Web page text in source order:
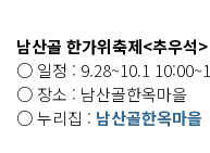
남산골 한가위축제<추우석>
○ 일정 : 9.28~10.1
○ 장소 : 남산골한옥마을
○ 누리집 : 남산골한옥마을